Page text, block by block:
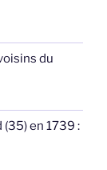
du
en 1739 :